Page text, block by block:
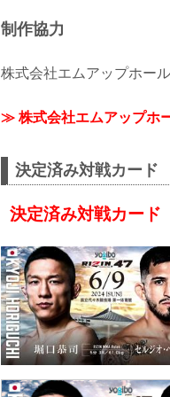
制作協力
株式会社エムアップホー
≫ 株式会社エムアップホ
決定済み対戦カード
決定済み対戦カード